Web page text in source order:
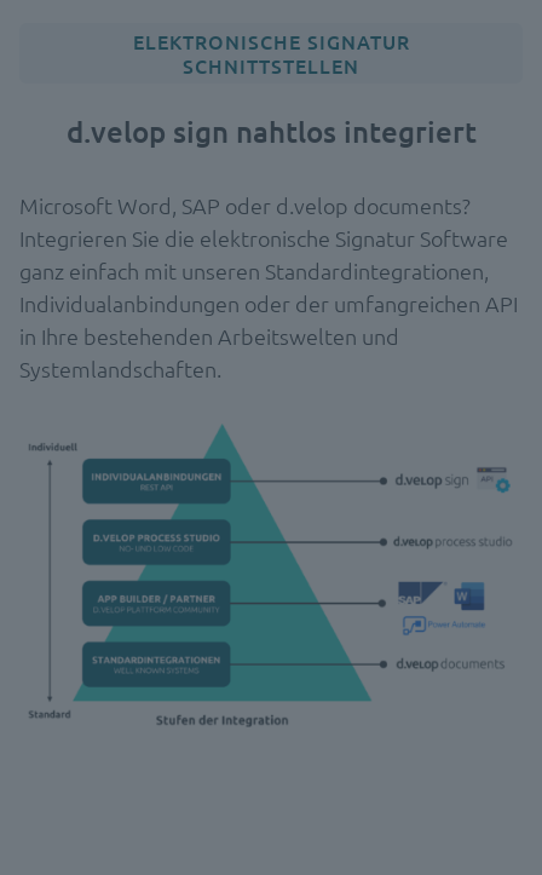
ELEKTRONISCHE SIGNATUR
SCHNITTSTELLEN
d.velop sign nahtlos integriert
Microsoft Word, SAP oder d.velop documents?
Integrieren Sie die elektronische Signatur Software
ganz einfach mit unseren Standardintegrationen,
Individualanbindungen oder der umfangreichen API
in Ihre bestehenden Arbeitswelten und
Systemlandschaften.